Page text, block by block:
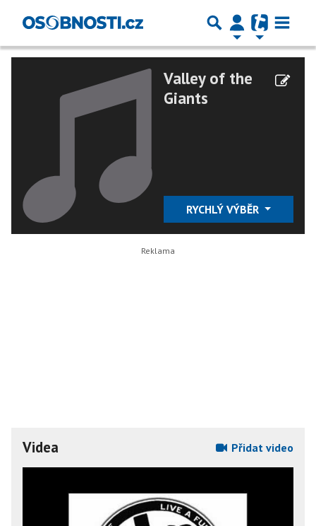
Valley of the
Giants
RYCHLÝ VÝBĚR
Videa Přidat video